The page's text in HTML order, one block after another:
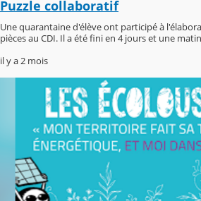
Puzzle collaboratif
Une quarantaine d'élève ont participé à
pièces au CDI. Il a été fini en 4 jours et une
il y a 2 mois